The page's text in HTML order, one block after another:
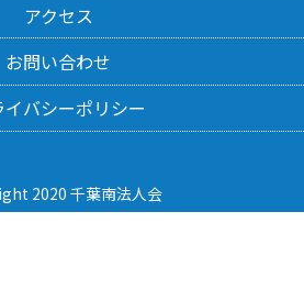
アクセス
お問い合わせ
イバシーポリシー
2020 千葉南法人会